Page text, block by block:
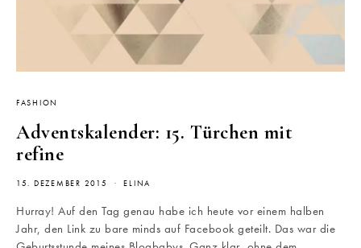
FASHION
Adventskalender: 15. Türchen mit
refine
15. DEZEMBER 2015 ELINA
Hurray! Auf den Tag genau habe ich heute vor einem halben
Jahr, den Link zu bare minds auf Facebook geteilt. Das war die